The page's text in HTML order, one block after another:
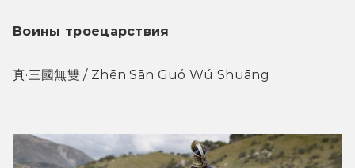
Воины троецарствия
真·三國無雙 / Zhēn Sān Guó Wú Shuāng